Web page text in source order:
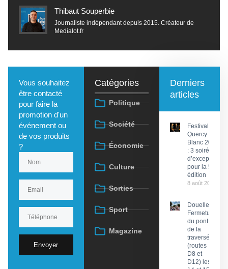
Thibaut Souperbie
Journaliste indépendant depuis 2015. Créateur de
Medialot.fr
Vous souhaitez
être contacté
pour faire la
promotion d'un
événement ou
de vos produits
?
Envoyer
Catégories
Politique
Société
Économie
Culture
Sorties
Sport
Magazine
Derniers
articles
Festival du
Quercy
Blanc 2026
: 3 soirées
d’exception
pour la 58e
édition
8 août 2026
Douelle :
Fermeture
du pont et
de la
traversée
(routes
D8 et
D12) les